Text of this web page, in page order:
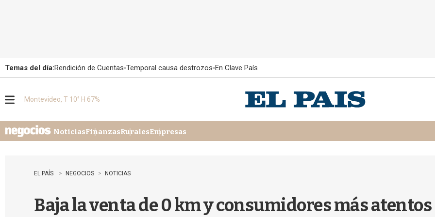
Temas del día:Rendición de Cuentas Temporal causa destrozos En Clave País
u
Montevideo, T 10° H 67%
NoticiasFinanzasRuralesEmpresas
EL PAÍS NEGOCIOS NOTICIAS
Baja la venta de 0 km y consumidores más